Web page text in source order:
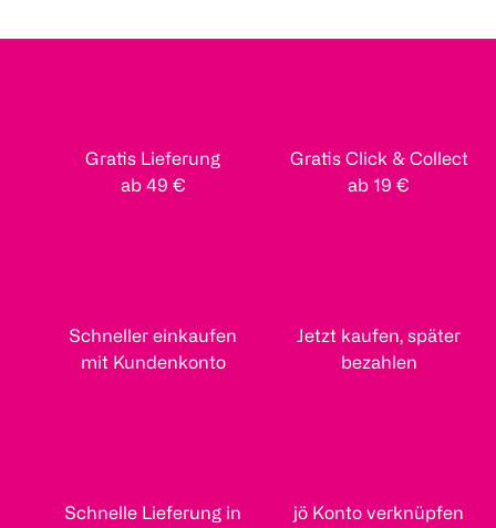
Gratis Lieferung
ab 49 €
Gratis Click & Collect
ab 19 €
Schneller einkaufen
mit Kundenkonto
Jetzt kaufen, später
bezahlen
Schnelle Lieferung in
jö Konto verknüpfen